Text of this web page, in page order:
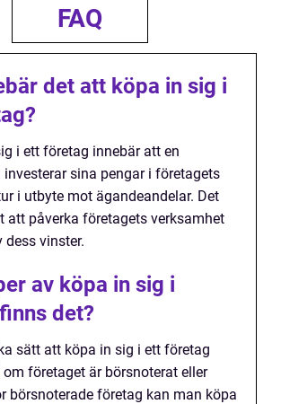
FAQ
det att köpa in sig i
i ett företag innebär att en
investerar sina pengar i företagets
i utbyte mot ägandeandelar. Det
att påverka företagets verksamhet
dess vinster.
av köpa in sig i
det?
sätt att köpa in sig i ett företag
om företaget är börsnoterat eller
börsnoterade företag kan man köpa